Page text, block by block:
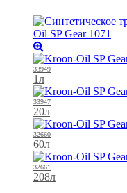
33949
1л
33947
20л
32660
60л
32661
208л